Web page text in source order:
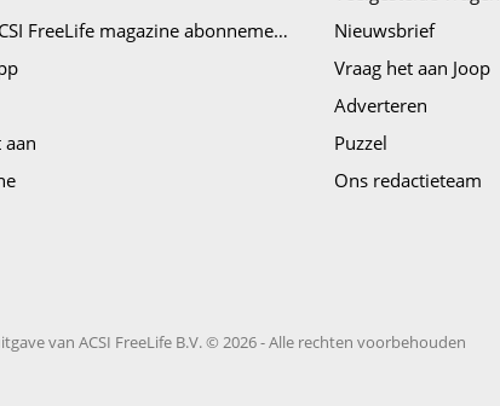
Hoe kan ik mijn ACSI FreeLife magazine abonnement opzeggen?
aan
Nieuwsbrief
Vraag het aan Joop
Adverteren
Puzzel
Ons redactieteam
van ACSI FreeLife B.V. © 2026 - Alle rechten voorbehouden